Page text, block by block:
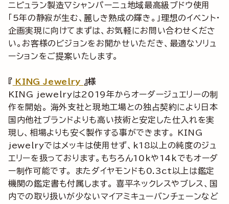
ニピュラン製造▽シャンパーニュ地域最高級ブドウ使用
「5年の静寂が生む、麗しき熟成の輝き。」理想のイベント・
企画実現に向けてまずは、お気軽にお問い合わせくださ
い。お客様のビジョンをお聞かせいただき、最適なソリュ
ーションをご提案いたします。
『 KING Jewelry
』様
KING jewelryは2019年からオーダージュエリーの制
作を開始。 海外支社と現地工場との独占契約により日本
国内他社ブランドよりも高い技術と安定した仕入れを実
現し、相場よりも安く製作する事ができます。 KING
jewelryではメッキは使用せず、k18以上の純度のジュ
エリーを扱っております。もちろん10kや14kでもオーダ
ー制作可能です。 またダイヤモンドも0.3ct以上は鑑定
機関の鑑定書も付属します。 喜平ネックレスやブレス、国
内での取り扱いが少ないマイアミキューバンチェーンなど